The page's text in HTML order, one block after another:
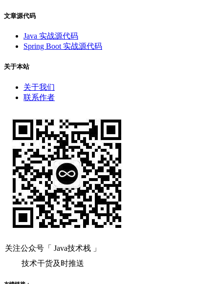
文章源代码
Java 实战源代码
Spring Boot 实战源代码
关于本站
关于我们
联系作者
关注公众号「 Java技术栈 」
技术干货及时推送